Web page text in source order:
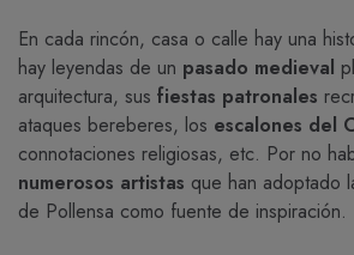
En cada rincón, casa o calle hay una
hay leyendas de un pasado medieval
arquitectura, sus fiestas patronales
ataques bereberes, los escalones del
connotaciones religiosas, etc. Por no
numerosos artistas que han adoptado
de Pollensa como fuente de inspiración.